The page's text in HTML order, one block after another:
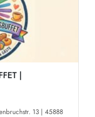
|
13 | 45888